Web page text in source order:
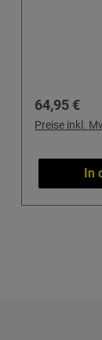
Regulärer
64,95 €
Preise inkl.
In